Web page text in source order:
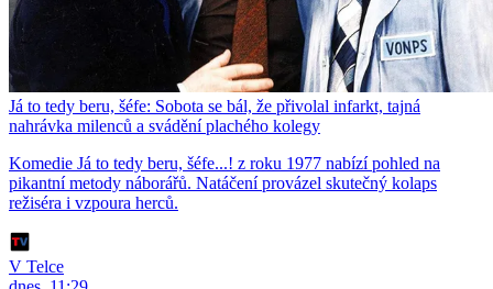
Já to tedy beru, šéfe: Sobota se bál, že přivolal infarkt, tajná
nahrávka milenců a svádění plachého kolegy
Komedie Já to tedy beru, šéfe...! z roku 1977 nabízí pohled na
pikantní metody náborářů. Natáčení provázel skutečný kolaps
režiséra i vzpoura herců.
V Telce